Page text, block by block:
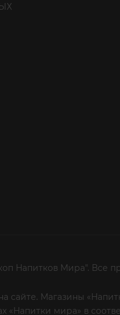
Напитков Мира". Все
сайте. Магазины
«Напитки мира» в